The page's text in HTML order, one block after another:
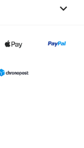
keyboard_arrow_down